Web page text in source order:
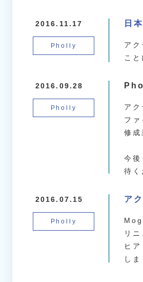
2016.11.17
Pholly
日
ア
こ
2016.09.28
Pholly
ア
フ
修成
今後
待く
2016.07.15
Pholly
ア
リ
ヒ
し